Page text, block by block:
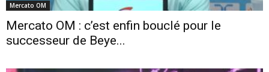
Mercato OM
Mercato OM : c’est enfin bouclé pour le
successeur de Beye...